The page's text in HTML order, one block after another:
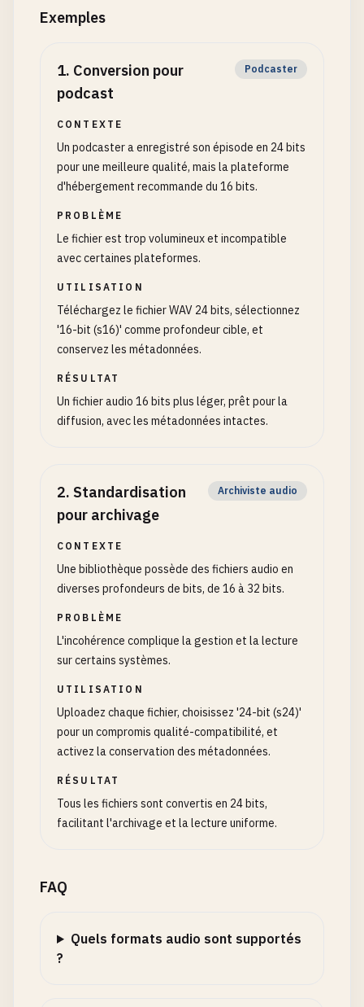
Exemples
1. Conversion pour
podcast
Podcaster
CONTEXTE
Un podcaster a enregistré son épisode en 24 bits
pour une meilleure qualité, mais la plateforme
d'hébergement recommande du 16 bits.
PROBLÈME
Le fichier est trop volumineux et incompatible
avec certaines plateformes.
UTILISATION
Téléchargez le fichier WAV 24 bits, sélectionnez
'16-bit (s16)' comme profondeur cible, et
conservez les métadonnées.
RÉSULTAT
Un fichier audio 16 bits plus léger, prêt pour la
diffusion, avec les métadonnées intactes.
2. Standardisation
pour archivage
Archiviste audio
CONTEXTE
Une bibliothèque possède des fichiers audio en
diverses profondeurs de bits, de 16 à 32 bits.
PROBLÈME
L'incohérence complique la gestion et la lecture
sur certains systèmes.
UTILISATION
Uploadez chaque fichier, choisissez '24-bit (s24)'
pour un compromis qualité-compatibilité, et
activez la conservation des métadonnées.
RÉSULTAT
Tous les fichiers sont convertis en 24 bits,
facilitant l'archivage et la lecture uniforme.
FAQ
Quels formats audio sont supportés
?